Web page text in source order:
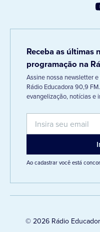
Receba as últimas
programação na
Assine nossa newsletter
Rádio Educadora 90,9
evangelização, notícias e
Ao cadastrar você está
© 2026 Rádio